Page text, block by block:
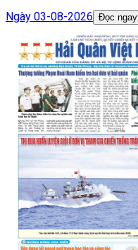
Ngày 03-08-2026 Đọc ngay